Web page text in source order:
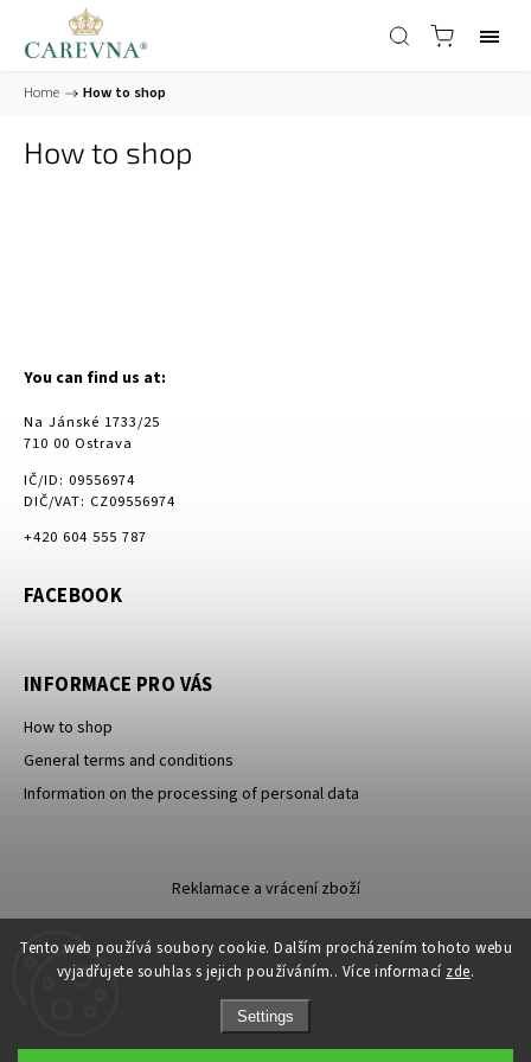
Tento web používá soubory cookie. Dalším procházením tohoto webu
vyjadřujete souhlas s jejich používáním.. Více informací zde.
Settings
Home / How to shop
How to shop
You can find us at:
Na Jánské 1733/25
710 00 Ostrava
IČ/ID: 09556974
DIČ/VAT: CZ09556974
+420 604 555 787
FACEBOOK
INFORMACE PRO VÁS
How to shop
General terms and conditions
Information on the processing of personal data
Reklamace a vrácení zboží
Copyright 2026Carevna. All rights reserved.